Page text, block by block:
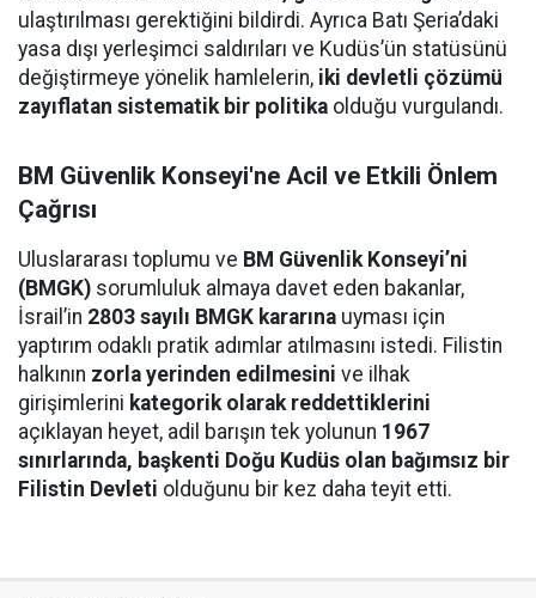
ulaştırılması gerektiğini bildirdi. Ayrıca Batı Şeria’daki
yasa dışı yerleşimci saldırıları ve Kudüs’ün statüsünü
değiştirmeye yönelik hamlelerin, iki devletli çözümü
zayıflatan sistematik bir politika olduğu vurgulandı.
BM Güvenlik Konseyi'ne Acil ve Etkili Önlem
Çağrısı
Uluslararası toplumu ve BM Güvenlik Konseyi’ni
(BMGK) sorumluluk almaya davet eden bakanlar,
İsrail’in 2803 sayılı BMGK kararına uyması için
yaptırım odaklı pratik adımlar atılmasını istedi. Filistin
halkının zorla yerinden edilmesini ve ilhak
girişimlerini kategorik olarak reddettiklerini
açıklayan heyet, adil barışın tek yolunun 1967
sınırlarında, başkenti Doğu Kudüs olan bağımsız bir
Filistin Devleti olduğunu bir kez daha teyit etti.